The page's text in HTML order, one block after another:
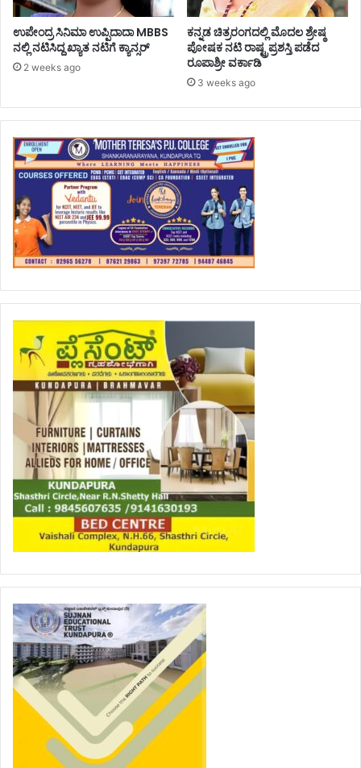
ಉಪೇಂದ್ರ ಸಿನಿಮಾ ಉಪ್ಪಿದಾದಾ MBBS
ನಲ್ಲಿ ನಟಿಸಿದ್ದ ಖ್ಯಾತ ನಟಿಗೆ ಕ್ಯಾನ್ಸರ್
2 weeks ago
ಕನ್ನಡ ಚಿತ್ರರಂಗದಲ್ಲಿ ಮೊದಲ ಶ್ರೇಷ್ಠ
ಪೋಷಕ ನಟಿ ರಾಷ್ಟ್ರಪ್ರಶಸ್ತಿ ಪಡೆದ
ರೂಪಾಶ್ರೀ ವರ್ಕಾಡಿ
3 weeks ago